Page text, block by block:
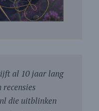
al 10 jaar lang
recensies
die uitblinken